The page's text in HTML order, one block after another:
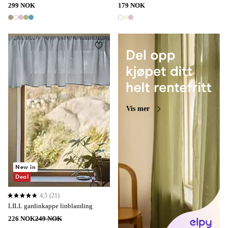
299 NOK
5 farger
179 NOK
3 farger
LILL gardinkappe linblanding
226 NOK249 NOK
4,5 basert på 21 karaktergivninger
4,5 (21)
New in
Deal
Legg til favoritter
Vis mer